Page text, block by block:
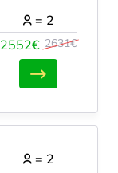
2552€ 2631€
= 2
= 2